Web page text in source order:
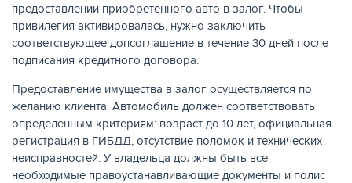
предоставлении приобретенного авто в залог. Чтобы
привилегия активировалась, нужно заключить
соответствующее допсоглашение в течение 30 дней после
подписания кредитного договора.
Предоставление имущества в залог осуществляется по
желанию клиента. Автомобиль должен соответствовать
определенным критериям: возраст до 10 лет, официальная
регистрация в ГИБДД, отсутствие поломок и технических
неисправностей. У владельца должны быть все
необходимые правоустанавливающие документы и полис